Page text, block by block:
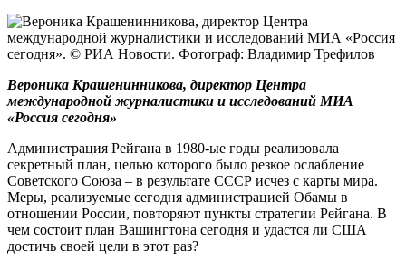
Вероника Крашенинникова, директор Центра
международной журналистики и исследований МИА
«Россия сегодня»
Администрация Рейгана в 1980-ые годы реализовала
секретный план, целью которого было резкое ослабление
Советского Союза – в результате СССР исчез с карты мира.
Меры, реализуемые сегодня администрацией Обамы в
отношении России, повторяют пункты стратегии Рейгана. В
чем состоит план Вашингтона сегодня и удастся ли США
достичь своей цели в этот раз?